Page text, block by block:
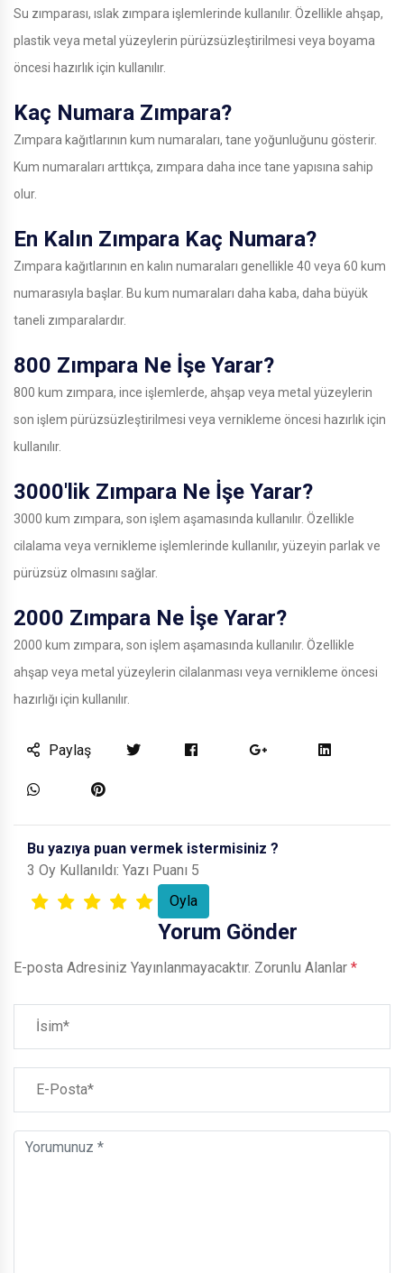
Su zımparası, ıslak zımpara işlemlerinde kullanılır. Özellikle ahşap,
plastik veya metal yüzeylerin pürüzsüzleştirilmesi veya boyama
öncesi hazırlık için kullanılır.
Kaç Numara Zımpara?
Zımpara kağıtlarının kum numaraları, tane yoğunluğunu gösterir.
Kum numaraları arttıkça, zımpara daha ince tane yapısına sahip
olur.
En Kalın Zımpara Kaç Numara?
Zımpara kağıtlarının en kalın numaraları genellikle 40 veya 60 kum
numarasıyla başlar. Bu kum numaraları daha kaba, daha büyük
taneli zımparalardır.
800 Zımpara Ne İşe Yarar?
800 kum zımpara, ince işlemlerde, ahşap veya metal yüzeylerin
son işlem pürüzsüzleştirilmesi veya vernikleme öncesi hazırlık için
kullanılır.
3000'lik Zımpara Ne İşe Yarar?
3000 kum zımpara, son işlem aşamasında kullanılır. Özellikle
cilalama veya vernikleme işlemlerinde kullanılır, yüzeyin parlak ve
pürüzsüz olmasını sağlar.
2000 Zımpara Ne İşe Yarar?
2000 kum zımpara, son işlem aşamasında kullanılır. Özellikle
ahşap veya metal yüzeylerin cilalanması veya vernikleme öncesi
hazırlığı için kullanılır.
Paylaş
Bu yazıya puan vermek istermisiniz ?
3 Oy Kullanıldı: Yazı Puanı 5
Yorum Gönder
E-posta Adresiniz Yayınlanmayacaktır. Zorunlu Alanlar *